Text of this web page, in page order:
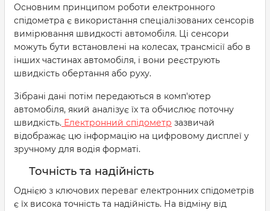
Основним принципом роботи електронного
спідометра є використання спеціалізованих сенсорів
вимірювання швидкості автомобіля. Ці сенсори
можуть бути встановлені на колесах, трансмісії або в
інших частинах автомобіля, і вони реєструють
швидкість обертання або руху.
Зібрані дані потім передаються в комп'ютер
автомобіля, який аналізує їх та обчислює поточну
швидкість. Електронний спідометр зазвичай
відображає цю інформацію на цифровому дисплеї у
зручному для водія форматі.
Точність та надійність
Однією з ключових переваг електронних спідометрів
є їх висока точність та надійність. На відміну від